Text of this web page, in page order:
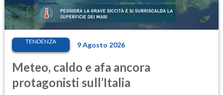
TENDENZA 9 Agosto 2026
Meteo, caldo e afa ancora
protagonisti sull’Italia